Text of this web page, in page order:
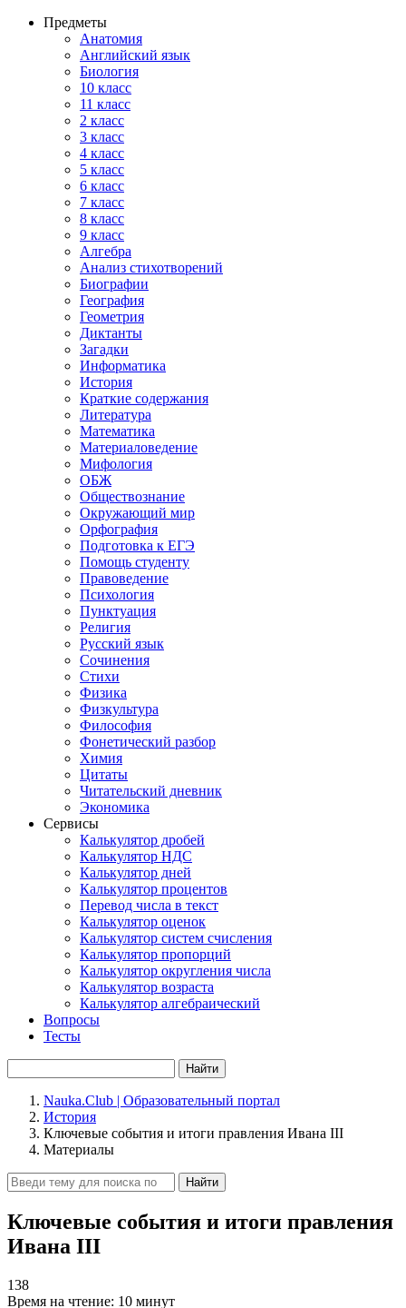
Предметы
Анатомия
Английский язык
Биология
10 класс
11 класс
2 класс
3 класс
4 класс
5 класс
6 класс
7 класс
8 класс
9 класс
Алгебра
Анализ стихотворений
Биографии
География
Геометрия
Диктанты
Загадки
Информатика
История
Краткие содержания
Литература
Математика
Материаловедение
Мифология
ОБЖ
Обществознание
Окружающий мир
Орфография
Подготовка к ЕГЭ
Помощь студенту
Правоведение
Психология
Пунктуация
Религия
Русский язык
Сочинения
Стихи
Физика
Физкультура
Философия
Фонетический разбор
Химия
Цитаты
Читательский дневник
Экономика
Сервисы
Калькулятор дробей
Калькулятор НДС
Калькулятор дней
Калькулятор процентов
Перевод числа в текст
Калькулятор оценок
Калькулятор систем счисления
Калькулятор пропорций
Калькулятор округления числа
Калькулятор возраста
Калькулятор алгебраический
Вопросы
Тесты
Найти
Nauka.Club | Образовательный портал
История
Ключевые события и итоги правления Ивана III
Материалы
Найти
Ключевые события и итоги правления
Ивана III
138
Время на чтение: 10 минут